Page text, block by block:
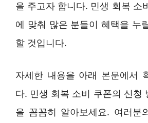
을 주고자 합니다. 민생 회복 소
에 맞춰 많은 분들이 혜택을 누
할 것입니다.
자세한 내용을 아래 본문에서
다. 민생 회복 소비 쿠폰의 신청
을 꼼꼼히 알아보세요. 여러분